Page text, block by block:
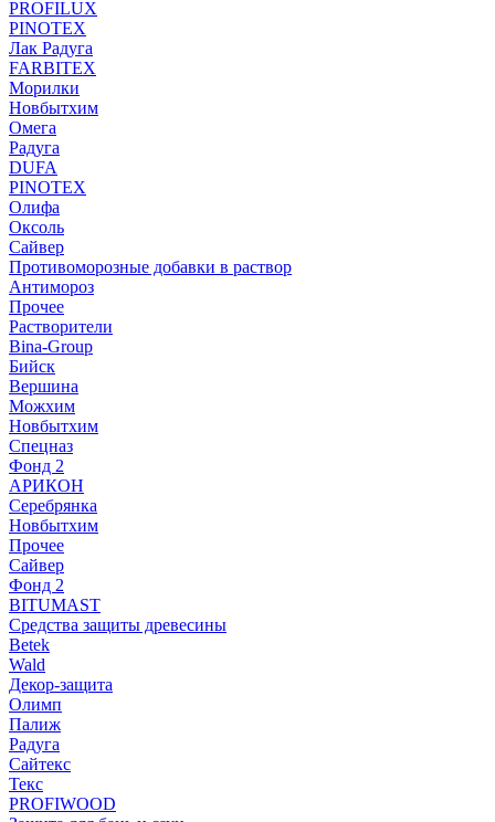
PROFILUX
PINOTEX
Лак Радуга
FARBITEX
Морилки
Новбытхим
Омега
Радуга
DUFA
PINOTEX
Олифа
Оксоль
Сайвер
Противоморозные добавки в раствор
Антимороз
Прочее
Растворители
Bina-Group
Бийск
Вершина
Можхим
Новбытхим
Спецназ
Фонд 2
АРИКОН
Серебрянка
Новбытхим
Прочее
Сайвер
Фонд 2
BITUMAST
Средства защиты древесины
Betek
Wald
Декор-защита
Олимп
Палиж
Радуга
Сайтекс
Текс
PROFIWOOD